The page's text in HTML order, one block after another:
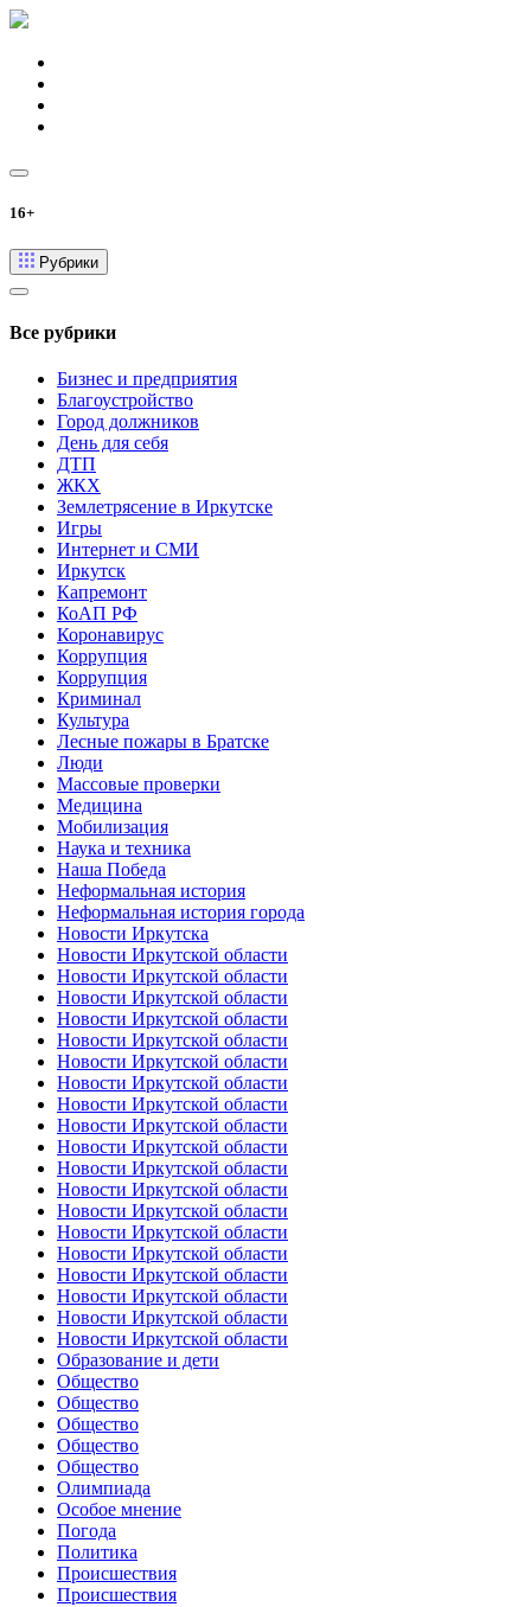
16+
Рубрики
Все рубрики
Бизнес и предприятия
Благоустройство
Город должников
День для себя
ДТП
ЖКХ
Землетрясение в Иркутске
Игры
Интернет и СМИ
Иркутск
Капремонт
КоАП РФ
Коронавирус
Коррупция
Коррупция
Криминал
Культура
Лесные пожары в Братске
Люди
Массовые проверки
Медицина
Мобилизация
Наука и техника
Наша Победа
Неформальная история
Неформальная история города
Новости Иркутска
Новости Иркутской области
Новости Иркутской области
Новости Иркутской области
Новости Иркутской области
Новости Иркутской области
Новости Иркутской области
Новости Иркутской области
Новости Иркутской области
Новости Иркутской области
Новости Иркутской области
Новости Иркутской области
Новости Иркутской области
Новости Иркутской области
Новости Иркутской области
Новости Иркутской области
Новости Иркутской области
Новости Иркутской области
Новости Иркутской области
Новости Иркутской области
Образование и дети
Общество
Общество
Общество
Общество
Общество
Олимпиада
Особое мнение
Погода
Политика
Происшествия
Происшествия